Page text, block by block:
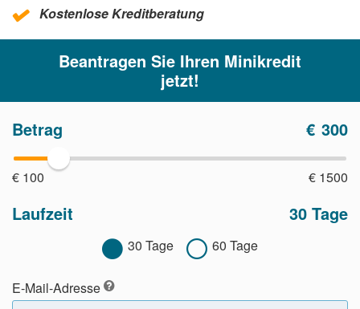
Kostenlose Kreditberatung
Beantragen Sie Ihren Minikredit
jetzt!
Betrag € 300
€ 100 € 1500
Laufzeit 30 Tage
30 Tage 60 Tage
E-Mail-Adresse